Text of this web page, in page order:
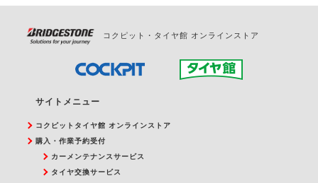
コクピット・タイヤ館 オンラインストア
サイトメニュー
コクピットタイヤ館 オンラインストア
購入・作業予約受付
カーメンテナンスサービス
タイヤ交換サービス